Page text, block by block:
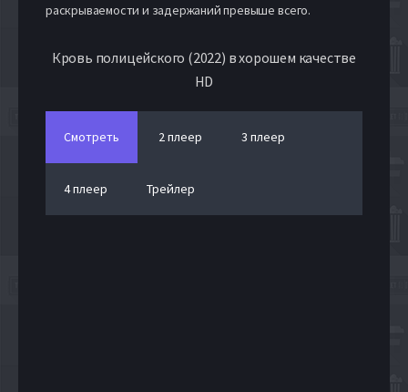
раскрываемости и задержаний превыше всего.
Кровь полицейского (2022) в хорошем качестве
HD
Смотреть 2 плеер 3 плеер
4 плеер Трейлер